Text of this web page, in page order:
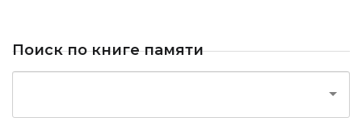
Поиск по книге памяти